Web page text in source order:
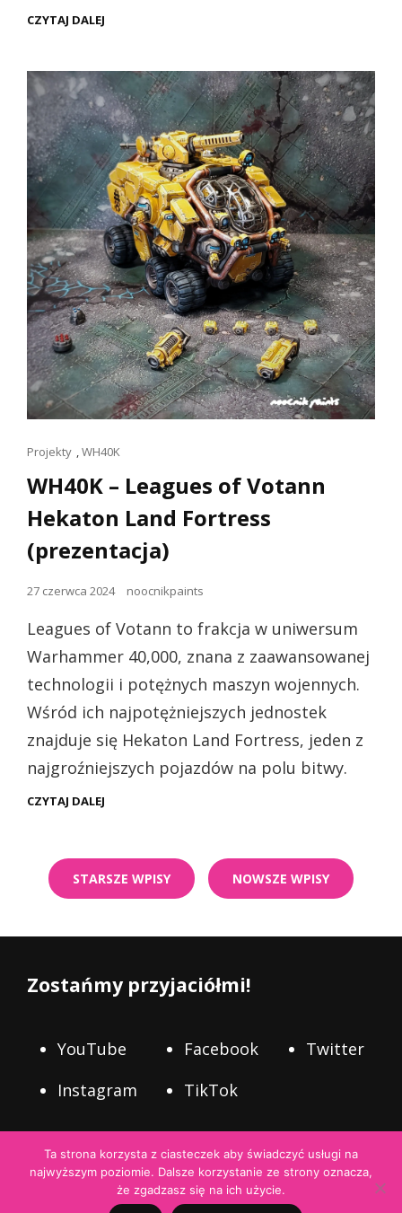
CZYTAJ DALEJ
VOTANN
SAGITAUR
(PREZENTACJA)
Linki
kotów
Projekty ,WH40K
WH40K – Leagues of Votann
Hekaton Land Fortress
(prezentacja)
Opublikowano
27 czerwca 2024 noocnikpaints
Leagues of Votann to frakcja w uniwersum
Warhammer 40,000, znana z zaawansowanej
technologii i potężnych maszyn wojennych.
Wśród ich najpotężniejszych jednostek
znajduje się Hekaton Land Fortress, jeden z
najgroźniejszych pojazdów na polu bitwy.
CZYTAJ DALEJ
VOTANN
HEKATON
wpisachSTARSZE WPISY NOWSZE WPISY
Zostańmy przyjaciółmi!
YouTube
Instagram
Facebook
TikTok
Twitter
Prawa Autorskie © 2026 Noocnik Paints
Ta strona korzysta z ciasteczek aby świadczyć usługi na
najwyższym poziomie. Dalsze korzystanie ze strony oznacza,
że zgadzasz się na ich użycie.